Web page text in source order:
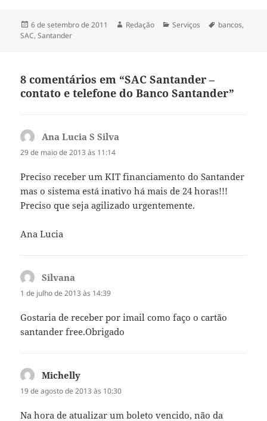
Publicado
em
6 de setembro de 2011 Autor
Redação Categorias
Serviços Tags
bancos,
SAC,Santander
8 comentários em “SAC Santander –
contato e telefone do Banco Santander”
Ana Lucia S Silva
29 de maio de 2013 às 11:14
Preciso receber um KIT financiamento do Santander
mas o sistema está inativo há mais de 24 horas!!!
Preciso que seja agilizado urgentemente.
Ana Lucia
Silvana
1 de julho de 2013 às 14:39
Gostaria de receber por imail como faço o cartão
santander free.Obrigado
Michelly
19 de agosto de 2013 às 10:30
Na hora de atualizar um boleto vencido, não da